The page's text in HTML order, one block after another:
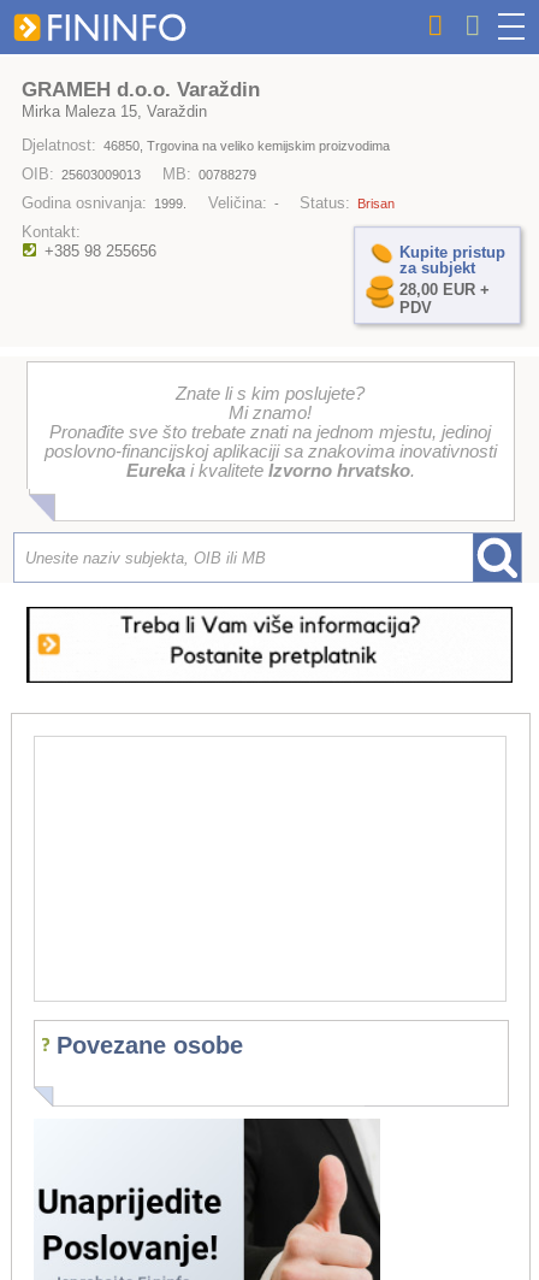
GRAMEH d.o.o. Varaždin
Mirka Maleza 15, Varaždin
Djelatnost: 46850, Trgovina na veliko kemijskim proizvodima
OIB: 25603009013 MB: 00788279
Godina osnivanja: 1999. Veličina: - Status: Brisan
Kontakt:
+385 98 255656
Kupite pristup
za subjekt
28,00 EUR +
PDV
Znate li s kim poslujete?
Mi znamo!
Pronađite sve što trebate znati na jednom mjestu, jedinoj
poslovno-financijskoj aplikaciji sa znakovima inovativnosti
Eurekai kvalitete Izvorno hrvatsko.
Povezane osobe